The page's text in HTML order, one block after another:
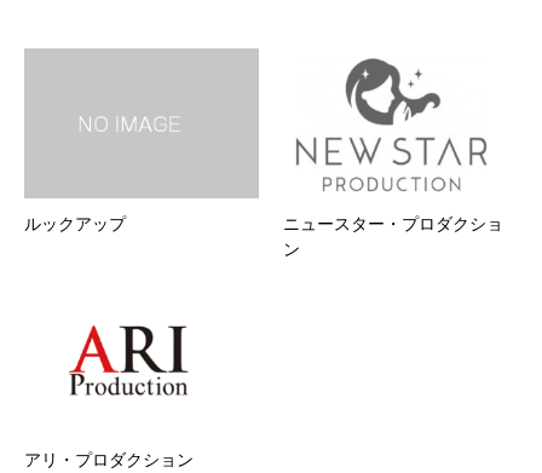
ルックアップ
ニュースター・プロダクショ
ン
アリ・プロダクション